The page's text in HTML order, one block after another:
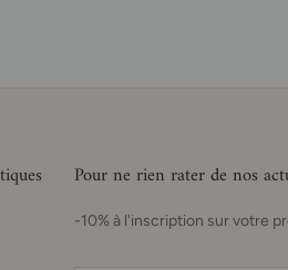
Pour ne rien rater de nos
-10% à l'inscription sur votre